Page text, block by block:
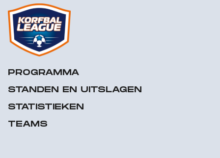
PROGRAMMA
STANDEN EN UITSLAGEN
STATISTIEKEN
TEAMS